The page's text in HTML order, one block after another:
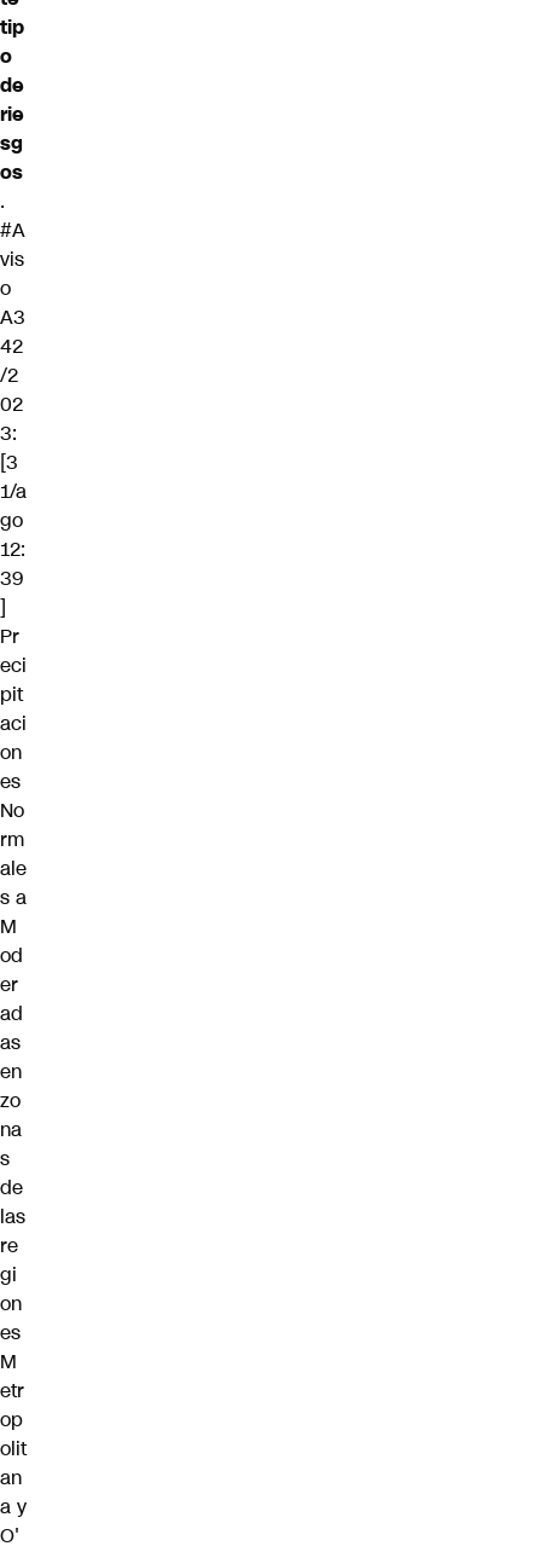
tip
o
de
rie
sg
os
.
#A
vis
o
A3
42
/2
02
3:
[3
1/a
go
12:
39
]
Pr
eci
pit
aci
on
es
No
rm
ale
s a
M
od
er
ad
as
en
zo
na
s
de
las
re
gi
on
es
M
etr
op
olit
an
a y
O'